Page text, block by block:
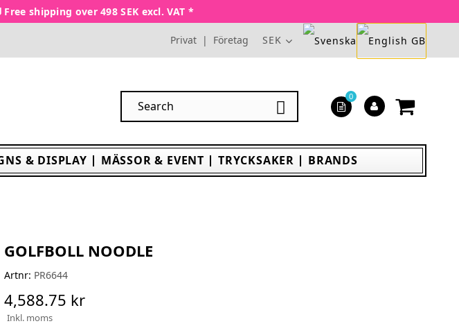
shipping over 498 SEK excl. VAT *
Privat | Företag SEK

0
& DISPLAY MÄSSOR & EVENT TRYCKSAKER BRANDS
GOLFBOLL NOODLE
Artnr: PR6644
4,588.75 kr
Inkl. moms